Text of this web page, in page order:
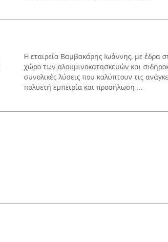
Η εταιρεία Βαμβακάρης Ιωάννης, με έδρα
χώρο των αλουμινοκατασκευών και
συνολικές λύσεις που καλύπτουν τις
πολυετή εμπειρία και προσήλωση ...